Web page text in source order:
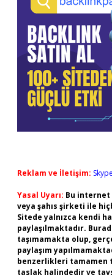
Reklam ve İletişim:
Yasal Uyarı: Bu
veya şahıs şirketi ile
Sitede yalnızca kendi
paylaşılmaktadır.
taşımamakta olup,
paylaşım
benzerlikleri tamamen
taslak halindedir ve